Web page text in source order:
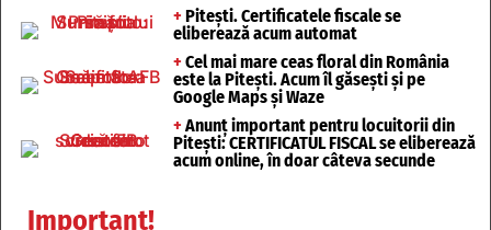
+ Pitești. Certificatele fiscale se
eliberează acum automat
+ Cel mai mare ceas floral din România
este la Pitești. Acum îl găsești și pe
Google Maps și Waze
+ Anunț important pentru locuitorii din
Pitești: CERTIFICATUL FISCAL se eliberează
acum online, în doar câteva secunde
Important!